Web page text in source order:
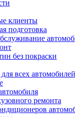
клиенты
подготовка
без покраски
всех автомобилей
ремонта